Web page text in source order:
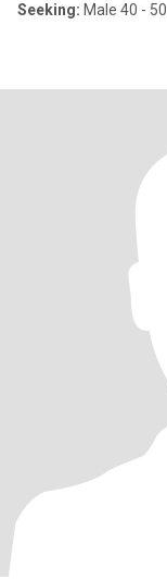
Seeking: Male 40 - 50